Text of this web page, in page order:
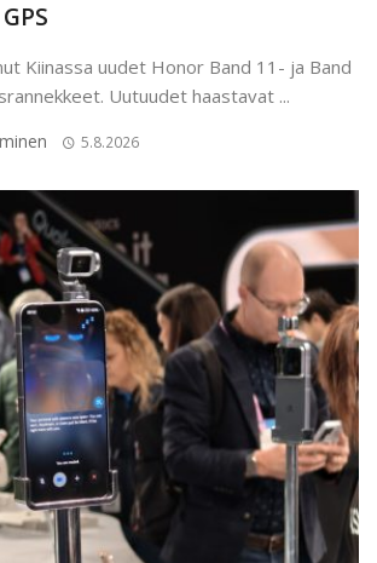
Kiinassa uudet Honor Band 11- ja Band
Uutuudet haastavat ...
5.8.2026